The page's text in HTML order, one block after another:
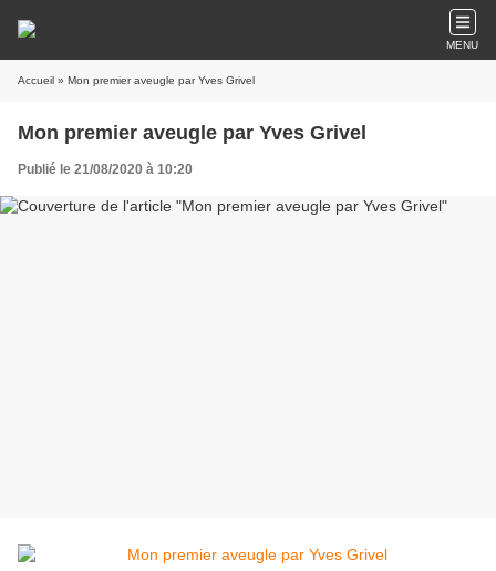
MENU
Accueil » Mon premier aveugle par Yves Grivel
Mon premier aveugle par Yves Grivel
Publié le 21/08/2020 à 10:20